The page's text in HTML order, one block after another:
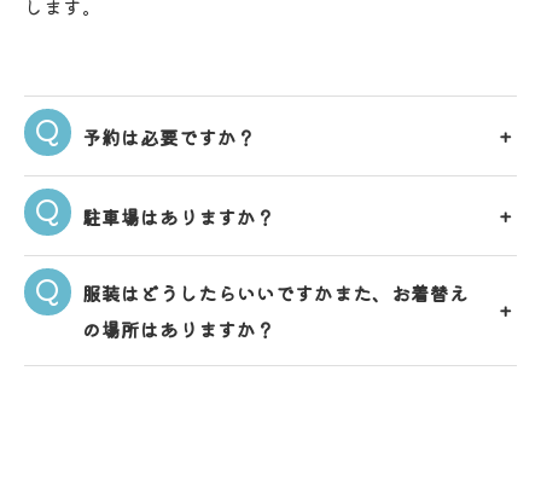
します。
予約は必要ですか？
駐車場はありますか？
服装はどうしたらいいですかまた、お着替え
の場所はありますか？